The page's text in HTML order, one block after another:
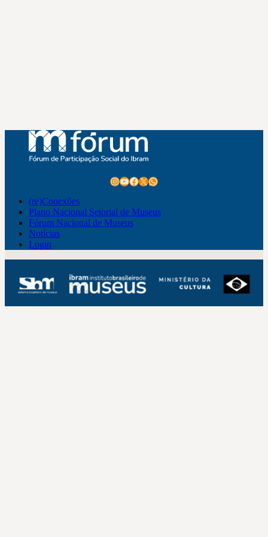
Instagram
Youtube
Facebook
X WhatsApp
(re)Conexões
Plano Nacional Setorial de Museus
Fórum Nacional de Museus
Notícias
Login